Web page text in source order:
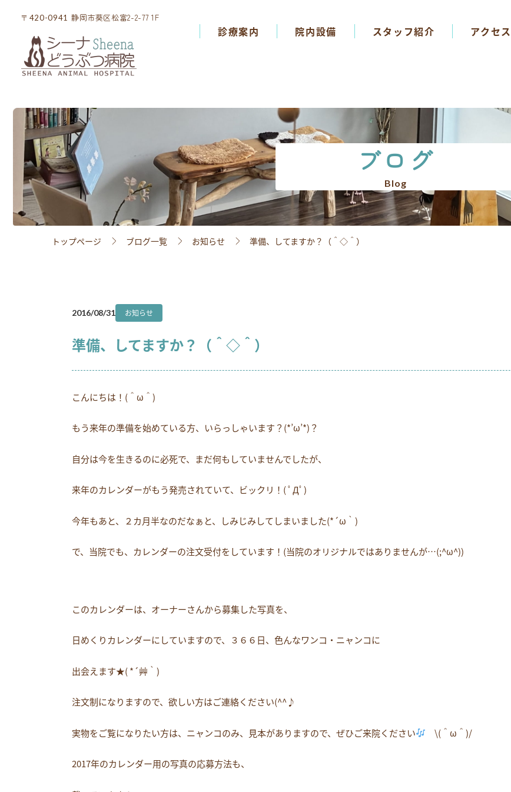
〒420-0941 静岡市葵区松富2-2-77 1F
院内設備
スタッフ紹介
アクセス
採用情報
〒420-0941 静岡市葵区松富2-2-77 1F
診療案内 院内設備 スタッフ紹介 アクセス
ブログ
Blog
トップページ ブログ一覧 お知らせ 準備、してますか？（＾◇＾）
2016/08/31 お知らせ
準備、してますか？（＾◇＾）
こんにちは！(＾ω＾)
もう来年の準備を始めている方、いらっしゃいます？(*’ω’*)？
自分は今を生きるのに必死で、まだ何もしていませんでしたが、
来年のカレンダーがもう発売されていて、ビックリ！( ﾟДﾟ)
今年もあと、２カ月半なのだなぁと、しみじみしてしまいました(*´ω｀)
で、当院でも、カレンダーの注文受付をしています！(当院のオリジナルではありませんが…(;^ω^))
このカレンダーは、オーナーさんから募集した写真を、
日めくりカレンダーにしていますので、３６６日、色んなワンコ・ニャンコに
出会えます★( *´艸｀)
注文制になりますので、欲しい方はご連絡ください(^^♪
実物をご覧になりたい方は、ニャンコのみ、見本がありますので、ぜひご来院ください \(＾ω＾)/
2017年のカレンダー用の写真の応募方法も、